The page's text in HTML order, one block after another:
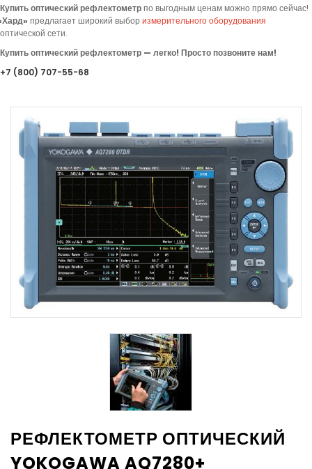
Купить оптический рефлектометрпо выгодным ценам можно прямо сейчас!
Хард» предлагаетширокий выборизмерительного оборудования
оптической сети.
Купить оптический рефлектометр — легко! Просто позвоните нам!
+7 (800) 707-55-68
РЕФЛЕКТОМЕТР ОПТИЧЕСКИЙ
YOKOGAWA AQ7280+